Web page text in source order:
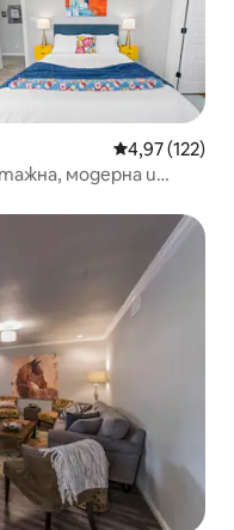
Средна
4,97 (122)
модерна и